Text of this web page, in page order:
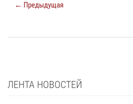
← Предыдущая
ЛЕНТА НОВОСТЕЙ